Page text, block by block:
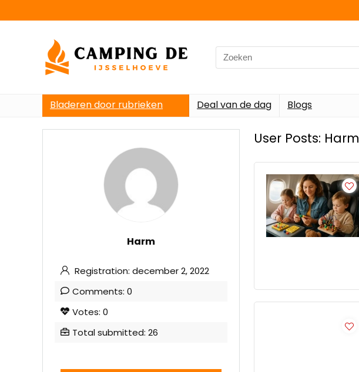
Search
for:
Bladeren door rubrieken Deal van de dag Blogs
Harm
Registration: december 2, 2022
Comments: 0
Votes: 0
Total submitted: 26
User Posts: Harm